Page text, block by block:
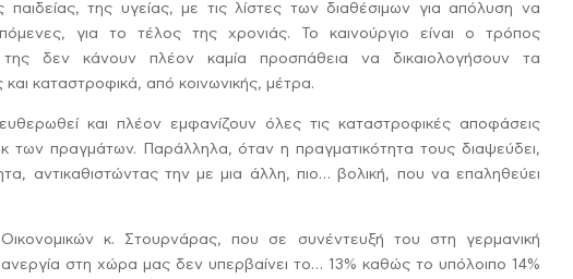
της υγείας, με τις λίστες των διαθέσιμων για απόλυση να
για το τέλος της χρονιάς. Το καινούργιο είναι ο τρόπος
δεν κάνουν πλέον καμία προσπάθεια να δικαιολογήσουν τα
καταστροφικά, από κοινωνικής, μέτρα.
και πλέον εμφανίζουν όλες τις καταστροφικές αποφάσεις
των πραγμάτων. Παράλληλα, όταν η πραγματικότητα τους διαψεύδει,
αντικαθιστώντας την με μια άλλη, πιο… βολική, που να επαληθεύει
κ. Στουρνάρας, που σε συνέντευξή του στη γερμανική
στη χώρα μας δεν υπερβαίνει το… 13% καθώς το υπόλοιπο 14%